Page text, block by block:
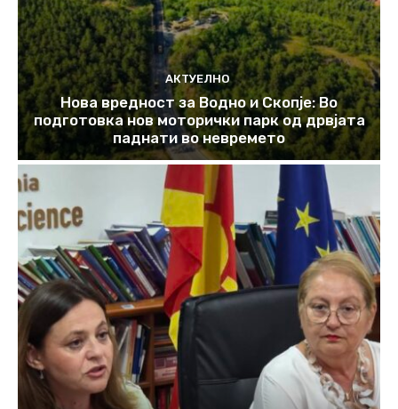
АКТУЕЛНО
Нова вредност за Водно и Скопје: Во
подготовка нов моторички парк од дрвјата
паднати во невремето